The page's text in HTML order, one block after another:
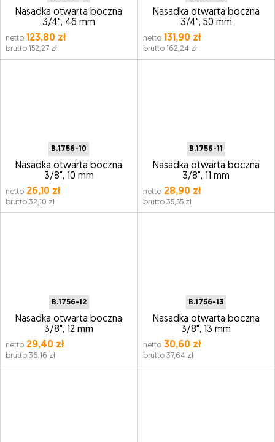
Nasadka otwarta boczna
3/4", 46 mm
netto 123,80 zł
brutto 152,27 zł
Nasadka otwarta boczna
3/4", 50 mm
netto131,90 zł
brutto 162,24 zł
B.1756-10
Nasadka otwarta boczna
3/8", 10 mm
netto 26,10 zł
brutto 32,10 zł
B.1756-11
Nasadka otwarta boczna
3/8", 11 mm
netto28,90 zł
brutto 35,55 zł
B.1756-12
Nasadka otwarta boczna
3/8", 12 mm
netto 29,40 zł
brutto 36,16 zł
B.1756-13
Nasadka otwarta boczna
3/8", 13 mm
netto30,60 zł
brutto 37,64 zł